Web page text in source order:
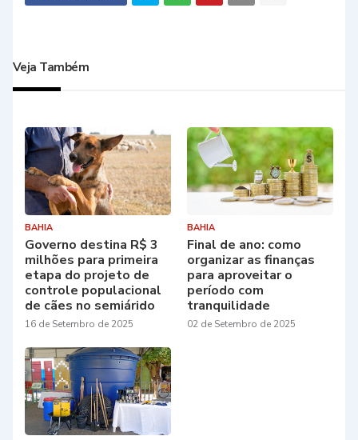
Veja Também
BAHIA
Governo destina R$ 3
milhões para primeira
etapa do projeto de
controle populacional
de cães no semiárido
16 de Setembro de 2025
BAHIA
Final de ano: como
organizar as finanças
para aproveitar o
período com
tranquilidade
02 de Setembro de 2025